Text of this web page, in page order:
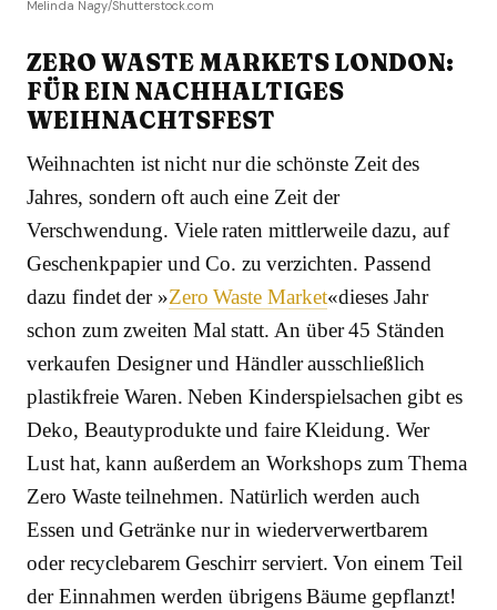
Melinda Nagy/Shutterstock.com
ZERO WASTE MARKETS LONDON:
FÜR EIN NACHHALTIGES
WEIHNACHTSFEST
Weihnachten ist nicht nur die schönste Zeit des
Jahres, sondern oft auch eine Zeit der
Verschwendung. Viele raten mittlerweile dazu, auf
Geschenkpapier und Co. zu verzichten. Passend
dazu findet der »Zero Waste Market«dieses Jahr
schon zum zweiten Mal statt. An über 45 Ständen
verkaufen Designer und Händler ausschließlich
plastikfreie Waren. Neben Kinderspielsachen gibt es
Deko, Beautyprodukte und faire Kleidung. Wer
Lust hat, kann außerdem an Workshops zum Thema
Zero Waste teilnehmen. Natürlich werden auch
Essen und Getränke nur in wiederverwertbarem
oder recyclebarem Geschirr serviert. Von einem Teil
der Einnahmen werden übrigens Bäume gepflanzt!